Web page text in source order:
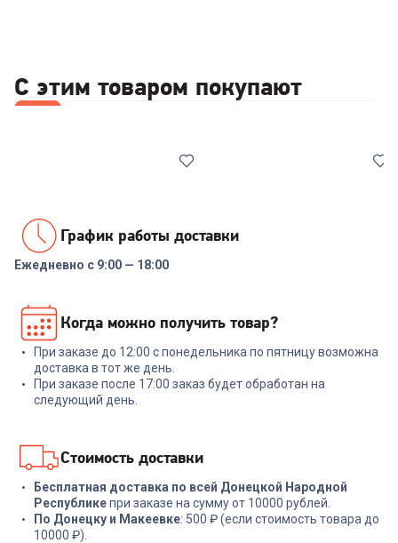
С этим товаром покупают
Геймпад LOGITECH WIRELESS
GAMEPAD F710 EER2
+ 149 бонусов
4 999₽
USB
399 ₽
График работы доставки
Ежедневно с 9:00 — 18:00
Когда можно получить товар?
При заказе до 12:00 с понедельника по пятницу возможна
доставка в тот же день.
При заказе после 17:00 заказ будет обработан на
следующий день.
Стоимость доставки
Бесплатная доставка по всей Донецкой Народной
Республикепри заказе на сумму от 10000 рублей.
По Донецку и Макеевке: 500 ₽ (если стоимость товара до
10000 ₽).